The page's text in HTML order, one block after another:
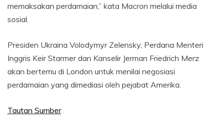
memaksakan perdamaian,” kata Macron melalui media
sosial.
Presiden Ukraina Volodymyr Zelensky, Perdana Menteri
Inggris Keir Starmer dan Kanselir Jerman Friedrich Merz
akan bertemu di London untuk menilai negosiasi
perdamaian yang dimediasi oleh pejabat Amerika.
Tautan Sumber